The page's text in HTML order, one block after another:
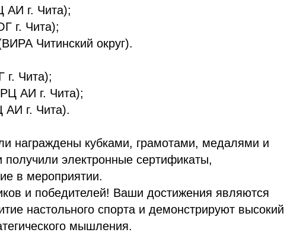
АИ г. Чита);
г. Чита);
Читинский округ).
Чита);
АИ г. Чита);
г. Чита).
награждены кубками, грамотами, медалями и
электронные сертификаты,
в мероприятии.
и победителей! Ваши достижения являются
настольного спорта и демонстрируют высокий
мышления.